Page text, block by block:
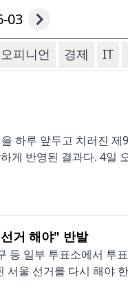
03
오피니언 경제 IT
하루 앞두고 치러진
게 반영된 결과다. 4일
거 해야" 반발
등 일부 투표소에서
울 선거를 다시 해야